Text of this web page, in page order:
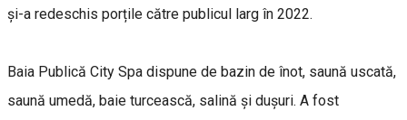
și-a redeschis porțile către publicul larg în 2022.
Baia Publică City Spa dispune de bazin de înot, saună uscată,
saună umedă, baie turcească, salină şi duşuri. A fost